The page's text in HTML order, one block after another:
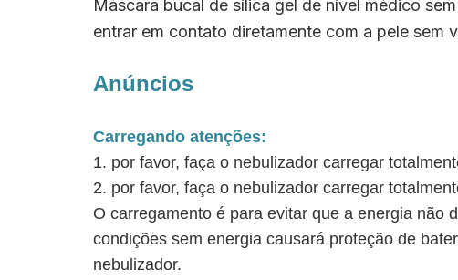
Máscara bucal de sílica gel de nível médico
entrar em contato diretamente com a pele sem
Anúncios
Carregando atenções:
1. por favor, faça o nebulizador carregar
2. por favor, faça o nebulizador carregar
O carregamento é para evitar que a energia não
condições sem energia causará proteção de
nebulizador.